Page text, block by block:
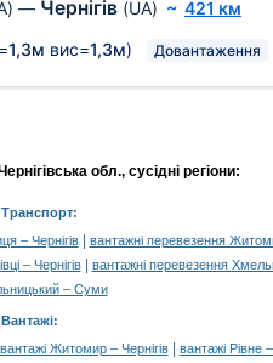
— Чернігів (UA) ~ 421 км
1,3м вис=1,3м) Довантаження
обл., сусідні регіони:
– Чернігів|
вантажні перевезення
– Чернігів|
вантажні перевезення
– Суми
Вантажі:
вантажі Житомир – Чернігів|
вантажі Рівне –